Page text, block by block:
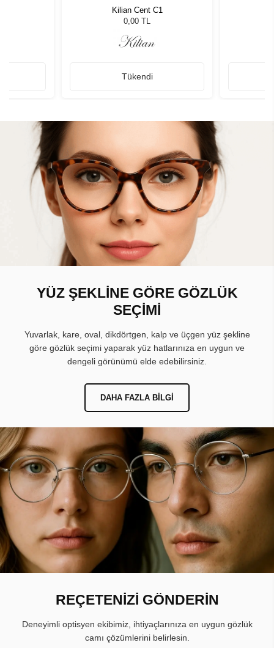
Kilian Cent C1
0,00 TL
Tükendi
YÜZ ŞEKLİNE GÖRE GÖZLÜK
SEÇİMİ
Yuvarlak, kare, oval, dikdörtgen, kalp ve üçgen yüz şekline
göre gözlük seçimi yaparak yüz hatlarınıza en uygun ve
dengeli görünümü elde edebilirsiniz.
DAHA FAZLA BILGI
REÇETENİZİ GÖNDERİN
Deneyimli optisyen ekibimiz, ihtiyaçlarınıza en uygun gözlük
camı çözümlerini belirlesin.